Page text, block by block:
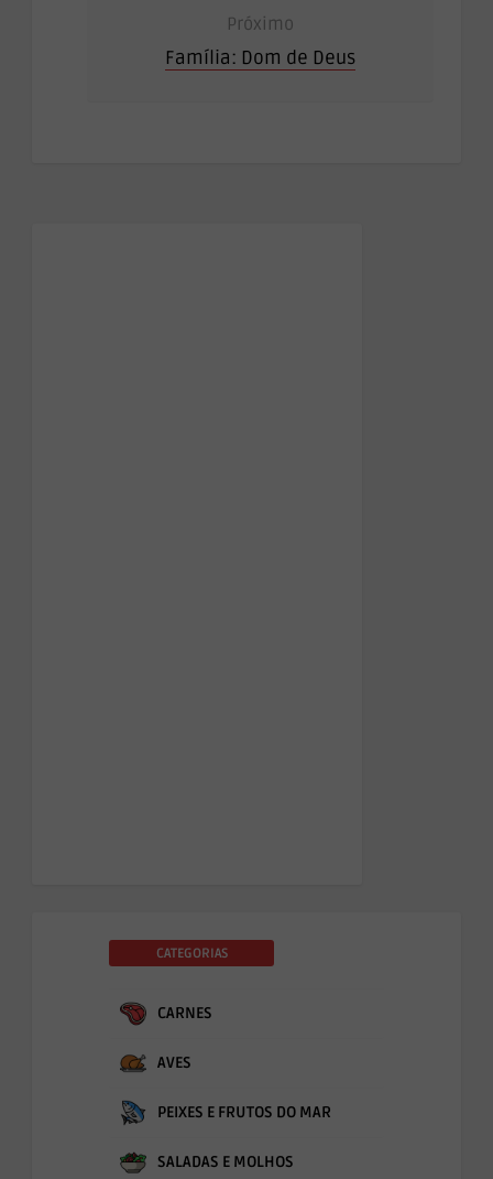
Próximo
Família: Dom de Deus
CATEGORIAS
CARNES
AVES
PEIXES E FRUTOS DO MAR
SALADAS E MOLHOS